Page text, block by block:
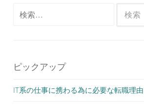
ピックアップ
IT系の仕事に携わる為に必要な転職理由